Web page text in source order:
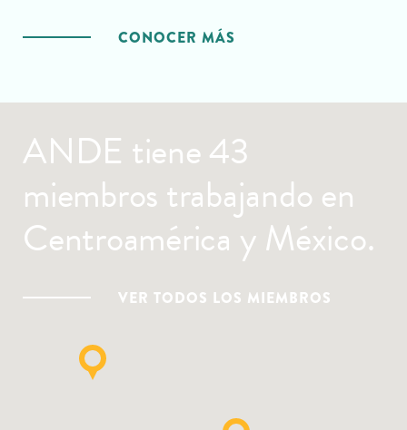
CONOCER MÁS
ANDE tiene 43
miembros trabajando en
Centroamérica y México.
VER TODOS LOS MIEMBROS